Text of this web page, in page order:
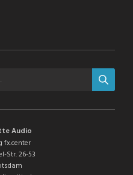
Audio
fx.center
Str. 26-53